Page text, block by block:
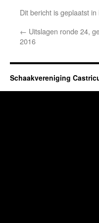
Dit bericht is geplaatst
← Uitslagen ronde 24,
2016
Schaakvereniging